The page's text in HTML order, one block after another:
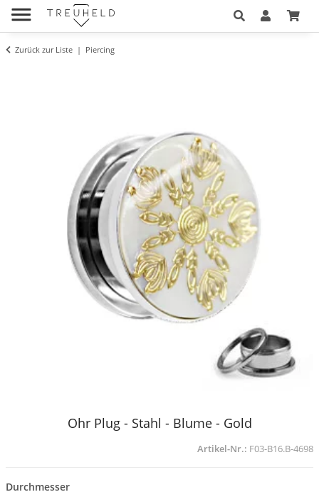
Zurück zur Liste Piercing
Ohr Plug - Stahl - Blume - Gold
Artikel-Nr.: F03-B16.B-4698
Durchmesser